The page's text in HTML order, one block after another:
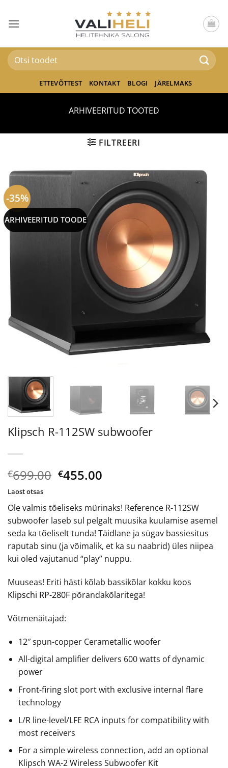
content
Otsi:
ETTEVÕTTEST KONTAKT BLOGI JÄRELMAKS
ARHIVEERITUD TOOTED
FILTREERI
-35%
ARHIVEERITUD TOODE
Klipsch R-112SW subwoofer
€699.00 Algne
€699.00.
€455.00
€455.00.
Ole valmis tõeliseks mürinaks! Reference R-112SW
subwoofer laseb sul pelgalt muusika kuulamise asemel
seda ka tõeliselt tunda! Täidlane ja sügav bassiesitus
raputab sinu (ja võimalik, et ka su naabrid) üles niipea
kui oled vajutanud “play” nuppu.
Muuseas! Eriti hästi kõlab bassikõlar kokku koos
Klipschi RP-280F põrandakõlaritega!
Võtmenäitajad:
12″ spun-copper Cerametallic woofer
All-digital amplifier delivers 600 watts of dynamic
power
Front-firing slot port with exclusive internal flare
technology
L/R line-level/LFE RCA inputs for compatibility with
most receivers
For a simple wireless connection, add an optional
Klipsch WA-2 Wireless Subwoofer Kit
Laost otsas